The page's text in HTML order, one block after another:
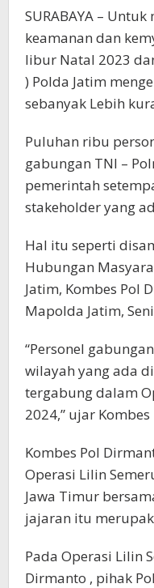
SURABAYA –
keamanan dan
libur Natal 2023
) Polda Jatim
sebanyak Lebih
Puluhan ribu
gabungan TNI –
pemerintah
stakeholder yang
Hal itu seperti
Hubungan
Jatim, Kombes Pol
Mapolda Jatim,
“Personel
wilayah yang ada
tergabung dalam
2024,” ujar
Kombes Pol
Operasi Lilin
Jawa Timur
jajaran itu
Pada Operasi Lilin
Dirmanto , pihak